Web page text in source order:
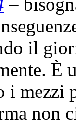
il
È
i mezzi
non